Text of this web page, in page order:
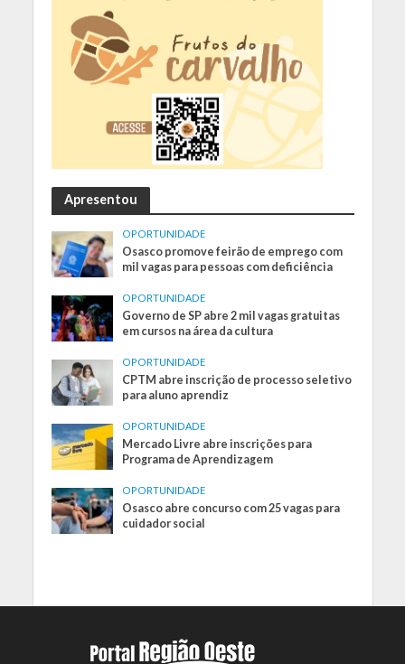
Apresentou
OPORTUNIDADE
Osasco promove feirão de emprego com
mil vagas para pessoas com deficiência
OPORTUNIDADE
Governo de SP abre 2 mil vagas gratuitas
em cursos na área da cultura
OPORTUNIDADE
CPTM abre inscrição de processo seletivo
para aluno aprendiz
OPORTUNIDADE
Mercado Livre abre inscrições para
Programa de Aprendizagem
OPORTUNIDADE
Osasco abre concurso com 25 vagas para
cuidador social